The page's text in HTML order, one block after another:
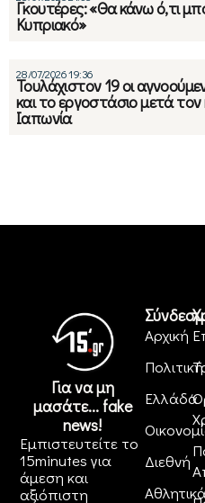
Γκουτέρες: «Θα κάνω ό,τι
Κυπριακό»
28/07/2026 19:36
Τουλάχιστον 19 οι
και το εργοστάσιο μετά
Ιαπωνία
Για να μη
μασάτε... fake
news!
Εμπιστευτείτε το
15minutes για
άμεση και
αξιόπιστη
Αρχική
Πολιτική
Ελλάδα
Διεθνή